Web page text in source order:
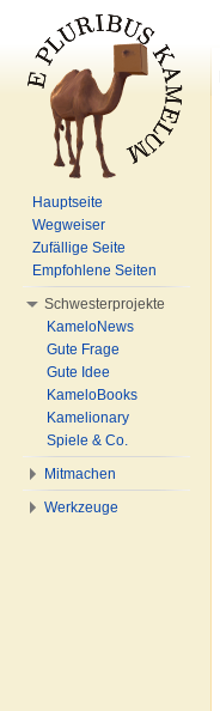
Hauptseite
Wegweiser
Zufällige Seite
Empfohlene Seiten
Schwesterprojekte
KameloNews
Gute Frage
Gute Idee
KameloBooks
Kamelionary
Spiele & Co.
Mitmachen
Werkzeuge